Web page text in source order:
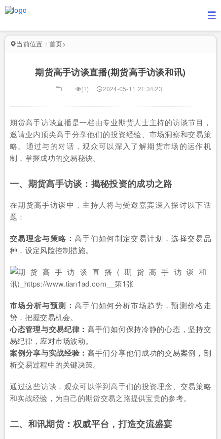
当前位置： 首页>
期货高手访谈直播(期货高手访谈和讯)
(1) 2024-05-11 21:34:23
期货高手访谈直播是一档由专业期货人士主持的访谈节目，
邀请业内顶尖高手分享他们的投资经验、市场洞察和交易策
略。通过与的对话，观众可以深入了解期货市场的运作机
制，掌握成功的交易秘诀。
一、期货高手访谈：揭秘投资的成功之路
在期货高手访谈中，主持人将与受邀嘉宾深入探讨以下话
题：
交易理念与策略： 高手们如何制定交易计划，选择交易品
种，设定风险控制措施。
市场分析与预测： 高手们如何分析市场趋势，预测价格走
势，把握交易机会。
心态管理与交易纪律：高手们如何保持冷静的心态，坚持交
易纪律，应对市场波动。
案例分享与实战经验：高手们分享他们成功的交易案例，剖
析交易过程中的关键决策。
通过这些访谈，观众可以学到高手们的投资理念、交易策略
和实战经验，为自己的期货交易之路提供宝贵的参考。
二、和讯期货：权威平台，打造交流盛宴